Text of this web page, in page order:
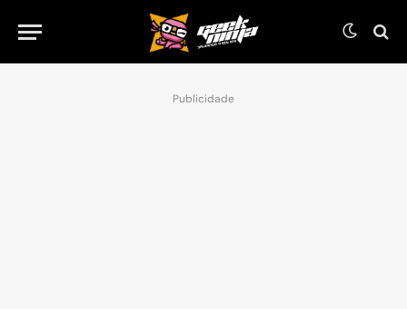
Publicidade